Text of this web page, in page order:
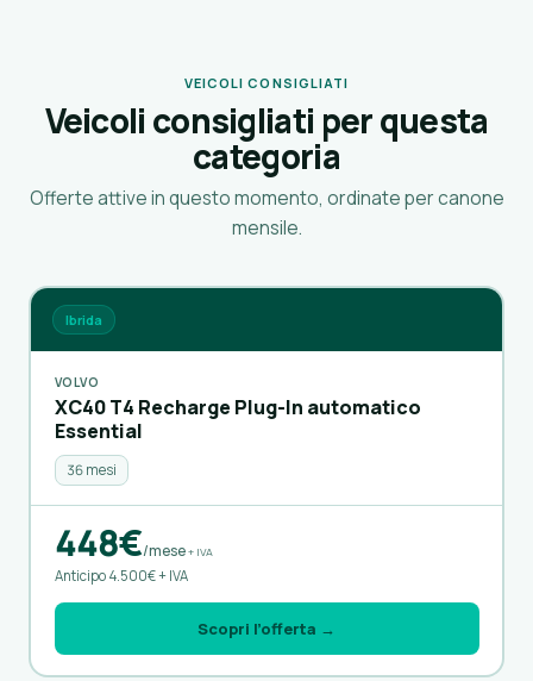
VEICOLI CONSIGLIATI
Veicoli consigliati per questa
categoria
Offerte attive in questo momento, ordinate per canone
mensile.
Ibrida
VOLVO
XC40 T4 Recharge Plug-In automatico
Essential
36 mesi
448€/mese+ IVA
Anticipo 4.500€ + IVA
Scopri l’offerta →